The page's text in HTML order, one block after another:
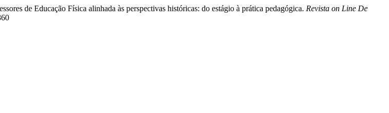
de Educação Física alinhada às perspectivas históricas: do estágio à prática pedagógica. Revista on Line De